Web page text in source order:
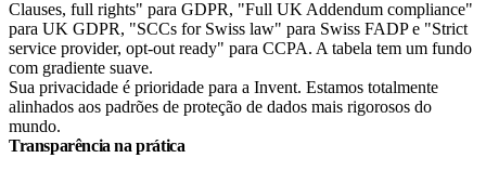
Sua privacidade é prioridade para a Invent. Estamos totalmente
alinhados aos padrões de proteção de dados mais rigorosos do
mundo.
Transparência na prática